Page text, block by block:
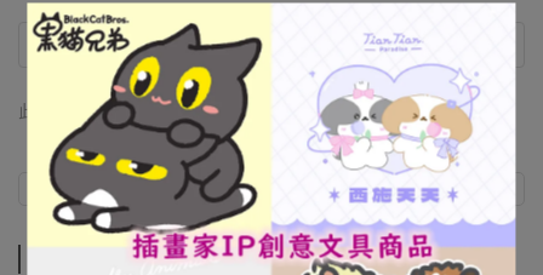
此商品 「 最高 」可以折抵紅利 點 (約等於 NT$0)
商品介紹